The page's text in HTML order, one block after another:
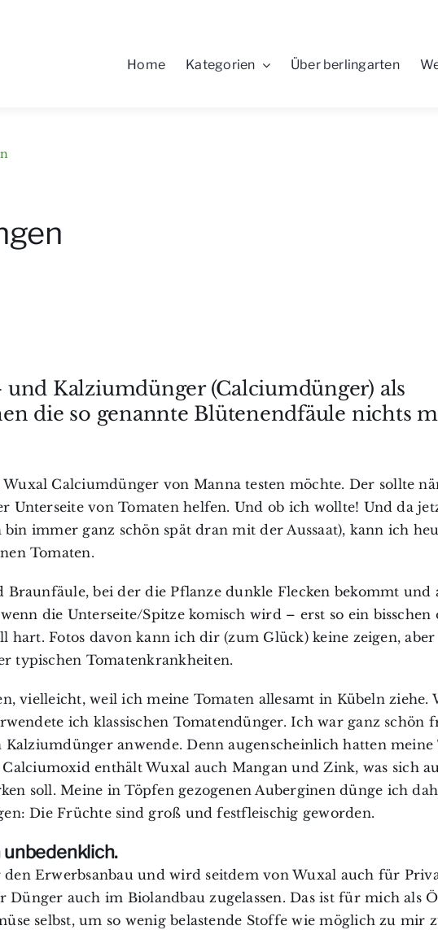
Home Kategorien Über berlingarten
Kalziumdünger (Calciumdünger) als
die so genannte Blütenendfäule nichts
Calciumdünger von Manna testen möchte. Der sollte
Unterseite von Tomaten helfen. Und ob ich wollte! Und da
immer ganz schön spät dran mit der Aussaat), kann ich
Tomaten.
bei der die Pflanze dunkle Flecken bekommt und
die Unterseite/Spitze komisch wird – erst so ein bisschen
hart. Fotos davon kann ich dir (zum Glück) keine zeigen,
typischen Tomatenkrankheiten.
vielleicht, weil ich meine Tomaten allesamt in Kübeln ziehe.
ich klassischen Tomatendünger. Ich war ganz schön
anwende. Denn augenscheinlich hatten meine
Calciumoxid enthält Wuxal auch Mangan und Zink, was sich
soll. Meine in Töpfen gezogenen Auberginen dünge ich
Die Früchte sind groß und festfleischig geworden.
Erwerbsanbau und wird seitdem von Wuxal auch für
auch im Biolandbau zugelassen. Das ist für mich als
selbst, um so wenig belastende Stoffe wie möglich zu mir